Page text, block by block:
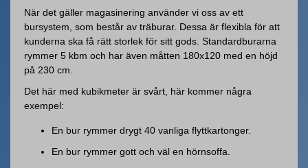
När det gäller magasinering använder vi oss av ett
bursystem, som består av träburar. Dessa är flexibla för att
kunderna ska få rätt storlek för sitt gods. Standardburarna
rymmer 5 kbm och har även måtten 180x120 med en höjd
på 230 cm.
Det här med kubikmeter är svårt, här kommer några
exempel:
En bur rymmer drygt 40 vanliga flyttkartonger.
En bur rymmer gott och väl en hörnsoffa.